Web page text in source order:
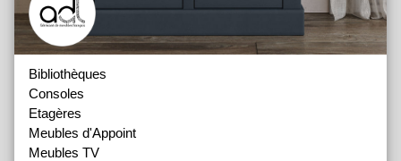
Bibliothèques
Consoles
Etagères
Meubles d'Appoint
Meubles TV